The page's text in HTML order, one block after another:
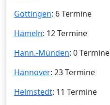
Göttingen: 6 Termine
Hameln: 12 Termine
Hann.-Münden: 0 Termine
Hannover: 23 Termine
Helmstedt: 11 Termine